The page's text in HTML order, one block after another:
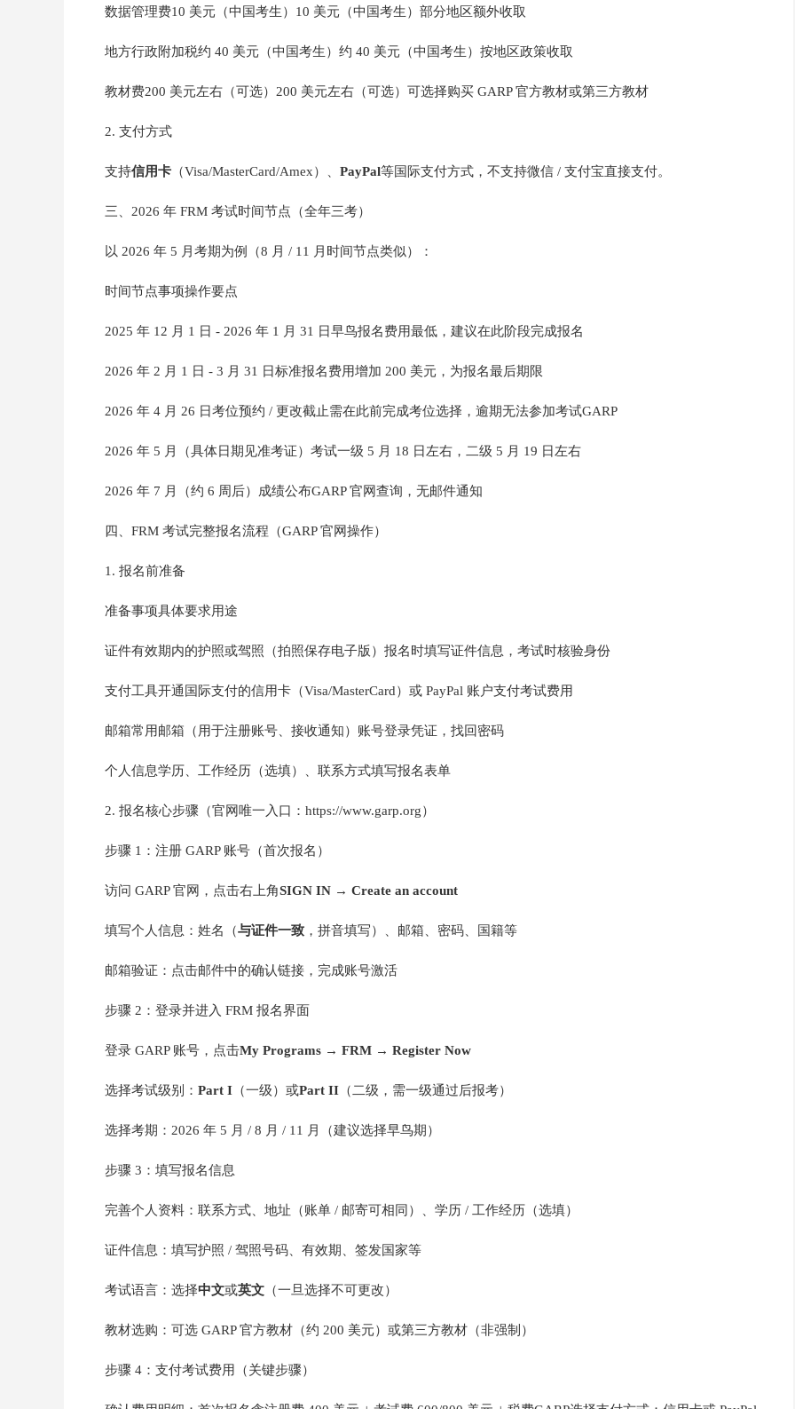
数据管理费10 美元（中国考生）10 美元（中国考生）部分地区额外收取
地方行政附加税约 40 美元（中国考生）约 40 美元（中国考生）按地区政策收取
教材费200 美元左右（可选）200 美元左右（可选）可选择购买 GARP 官方教材或第三方教材
2. 支付方式
支持信用卡（Visa/MasterCard/Amex）、 PayPal等国际支付方式，不支持微信 / 支付宝直接支付。
三、2026 年 FRM 考试时间节点（全年三考）
以 2026 年 5 月考期为例（8 月 / 11 月时间节点类似）：
时间节点事项操作要点
2025 年 12 月 1 日 - 2026 年 1 月 31 日早鸟报名费用最低，建议在此阶段完成报名
2026 年 2 月 1 日 - 3 月 31 日标准报名费用增加 200 美元，为报名最后期限
2026 年 4 月 26 日考位预约 / 更改截止需在此前完成考位选择，逾期无法参加考试GARP
2026 年 5 月（具体日期见准考证）考试一级 5 月 18 日左右，二级 5 月 19 日左右
2026 年 7 月（约 6 周后）成绩公布GARP 官网查询，无邮件通知
四、FRM 考试完整报名流程（GARP 官网操作）
1. 报名前准备
准备事项具体要求用途
证件有效期内的护照或驾照（拍照保存电子版）报名时填写证件信息，考试时核验身份
支付工具开通国际支付的信用卡（Visa/MasterCard）或 PayPal 账户支付考试费用
邮箱常用邮箱（用于注册账号、接收通知）账号登录凭证，找回密码
个人信息学历、工作经历（选填）、联系方式填写报名表单
2. 报名核心步骤（官网唯一入口：https://www.garp.org）
步骤 1：注册 GARP 账号（首次报名）
访问 GARP 官网，点击右上角SIGN IN→ Create an account
填写个人信息：姓名（与证件一致，拼音填写）、邮箱、密码、国籍等
邮箱验证：点击邮件中的确认链接，完成账号激活
步骤 2：登录并进入 FRM 报名界面
登录 GARP 账号，点击My Programs→ FRM→ Register Now
选择考试级别： Part I（一级）或Part II（二级，需一级通过后报考）
选择考期：2026 年 5 月 / 8 月 / 11 月（建议选择早鸟期）
步骤 3：填写报名信息
完善个人资料：联系方式、地址（账单 / 邮寄可相同）、学历 / 工作经历（选填）
证件信息：填写护照 / 驾照号码、有效期、签发国家等
考试语言：选择中文或英文（一旦选择不可更改）
教材选购：可选 GARP 官方教材（约 200 美元）或第三方教材（非强制）
步骤 4：支付考试费用（关键步骤）